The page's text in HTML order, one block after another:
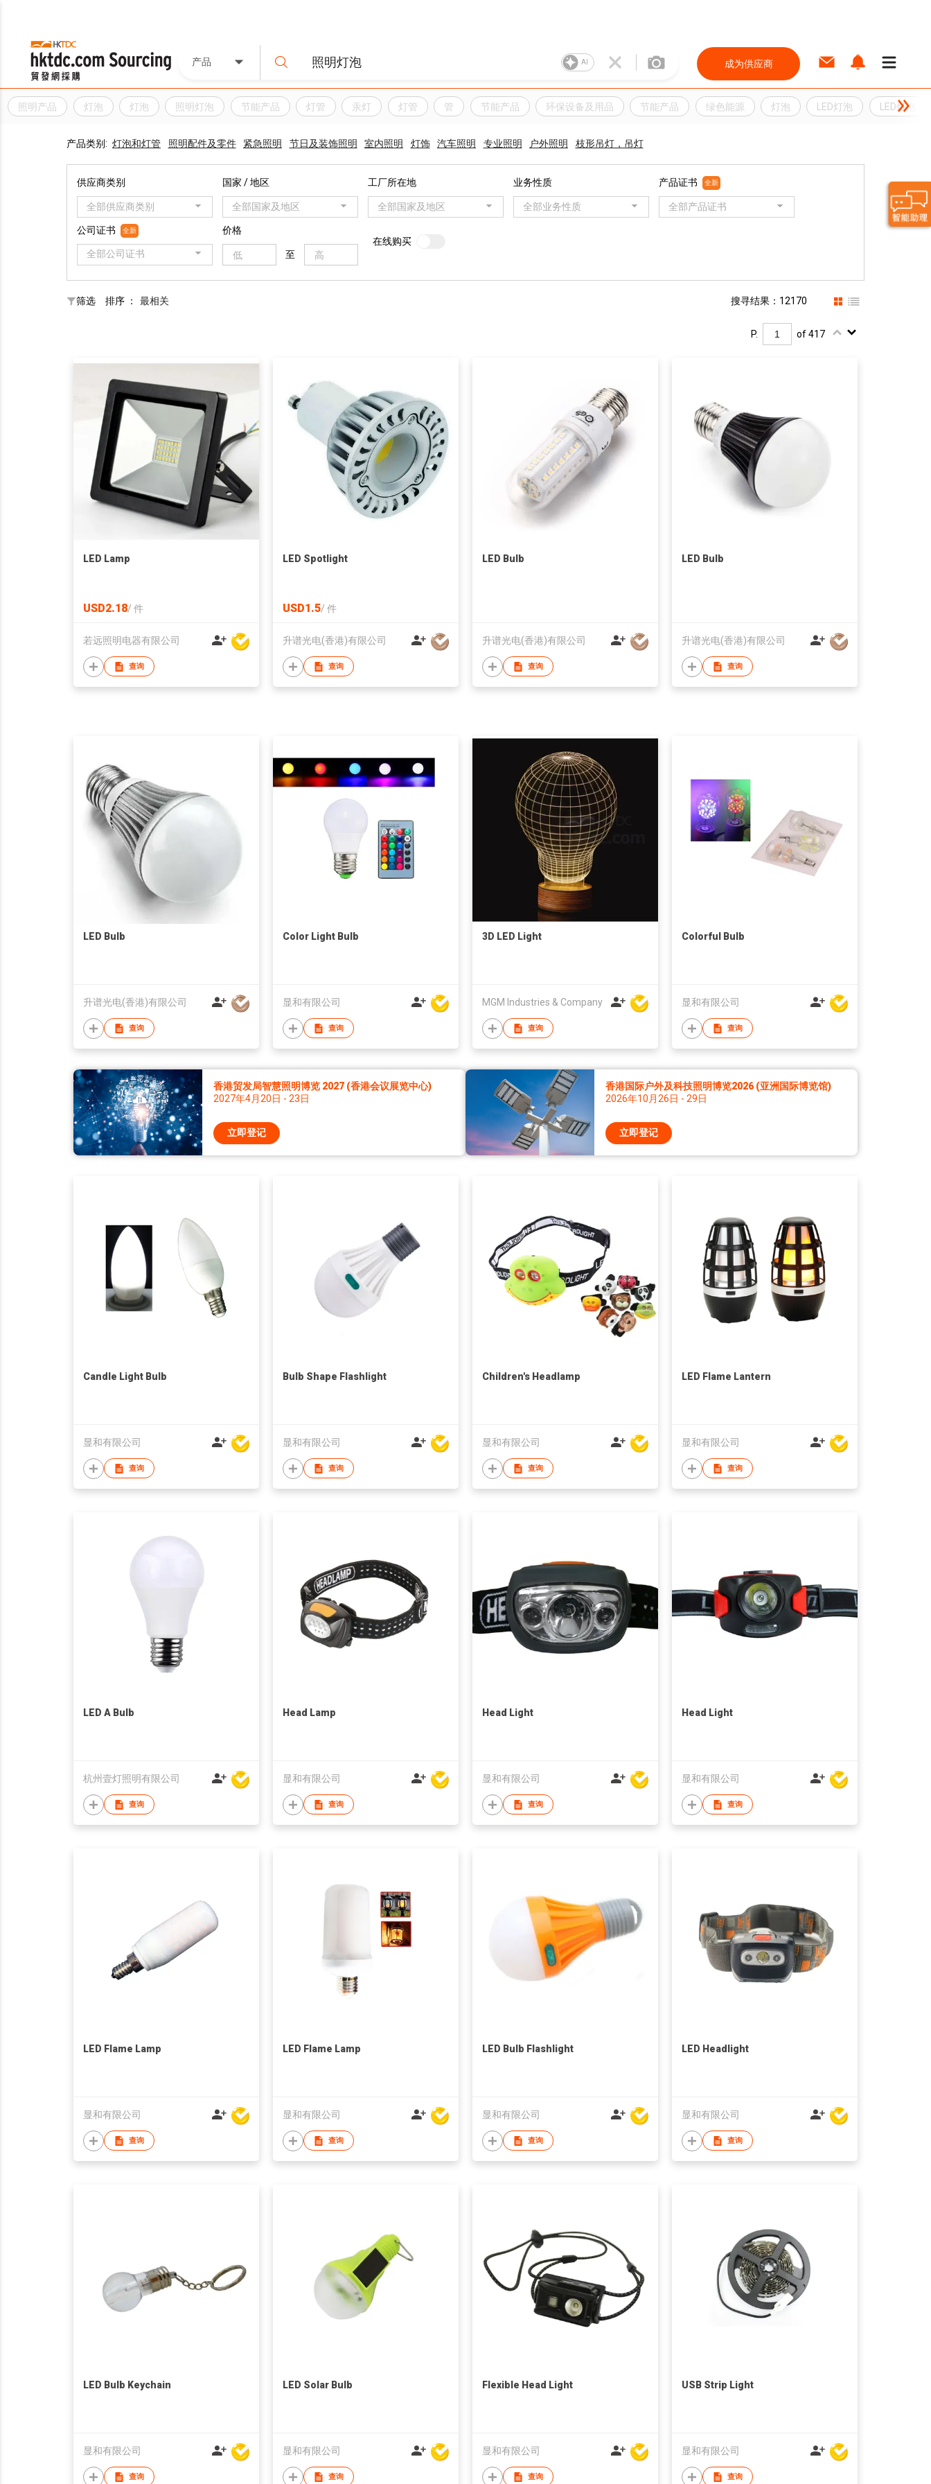
产品 AI 成为供应商
照明产品 灯泡 灯泡 照明灯泡 节能产品 灯管 汞灯 灯管 管 节能产品 环保设备及用品 节能产品 绿色能源 灯泡 LED灯泡 LED灯泡
产品类别: 灯泡和灯管 照明配件及零件 紧急照明 节日及装饰照明 室内照明 灯饰 汽车照明 专业照明 户外照明 枝形吊灯，吊灯
供应商类别
全部供应商类别
国家 / 地区
全部国家及地区
工厂所在地
全部国家及地区
业务性质
全部业务性质
产品证书 全新
全部产品证书
公司证书 全新
全部公司证书
价格
至
在线购买
筛选 排序 ： 最相关 搜寻结果：12170
P. of 417
LED Lamp
USD2.18/ 件
若远照明电器有限公司
查询
LED Spotlight
USD1.5/ 件
升谱光电(香港)有限公司
查询
LED Bulb
升谱光电(香港)有限公司
查询
LED Bulb
升谱光电(香港)有限公司
查询
LED Bulb
升谱光电(香港)有限公司
查询
Color Light Bulb
显和有限公司
查询
3D LED Light
MGM Industries & Company
查询
Colorful Bulb
显和有限公司
查询
香港贸发局智慧照明博览 2027 (香港会议展览中心)
2027年4月20日 - 23日
立即登记
香港国际户外及科技照明博览2026 (亚洲国际博览馆)
2026年10月26日 - 29日
立即登记
Candle Light Bulb
显和有限公司
查询
Bulb Shape Flashlight
显和有限公司
查询
Children's Headlamp
显和有限公司
查询
LED Flame Lantern
显和有限公司
查询
LED A Bulb
杭州壹灯照明有限公司
查询
Head Lamp
显和有限公司
查询
Head Light
显和有限公司
查询
Head Light
显和有限公司
查询
LED Flame Lamp
显和有限公司
查询
LED Flame Lamp
显和有限公司
查询
LED Bulb Flashlight
显和有限公司
查询
LED Headlight
显和有限公司
查询
LED Bulb Keychain
显和有限公司
查询
LED Solar Bulb
显和有限公司
查询
Flexible Head Light
显和有限公司
查询
USB Strip Light
显和有限公司
查询